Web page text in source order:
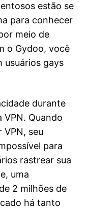
estão se
para conhecer
meio de
o Gydoo, você
usuários gays
durante
VPN. Quando
seu
para
rastrear sua
uma
2 milhões de
há tanto